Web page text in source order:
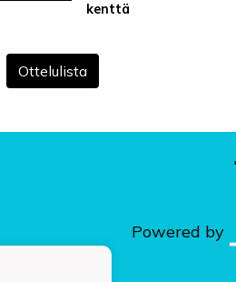
kenttä
Ottelulista
Powered by